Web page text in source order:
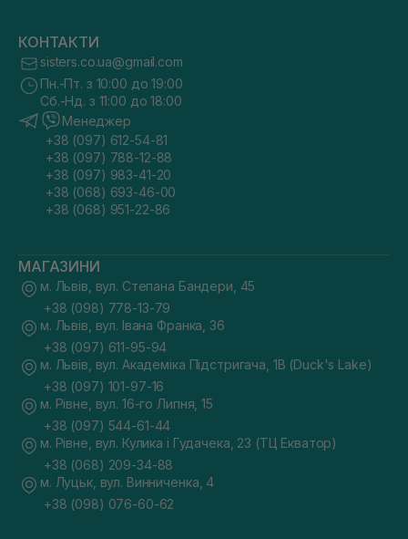
КОНТАКТИ
sisters.co.ua@gmail.com
Пн.-Пт. з 10:00 до 19:00
Сб.-Нд. з 11:00 до 18:00
Менеджер
+38 (097) 612-54-81
+38 (097) 788-12-88
+38 (097) 983-41-20
+38 (068) 693-46-00
+38 (068) 951-22-86
МАГАЗИНИ
м. Львів, вул. Степана Бандери, 45
+38 (098) 778-13-79
м. Львів, вул. Івана Франка, 36
+38 (097) 611-95-94
м. Львів, вул. Академіка Підстригача, 1В (Duck's Lake)
+38 (097) 101-97-16
м. Рівне, вул. 16-го Липня, 15
+38 (097) 544-61-44
м. Рівне, вул. Кулика і Гудачека, 23 (ТЦ Екватор)
+38 (068) 209-34-88
м. Луцьк, вул. Винниченка, 4
+38 (098) 076-60-62